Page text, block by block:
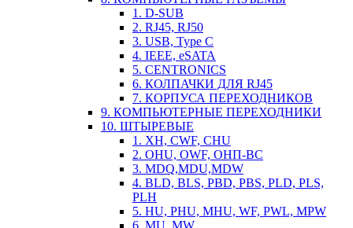
1. D-SUB
2. RJ45, RJ50
3. USB, Type C
4. IEEE, eSATA
5. CENTRONICS
6. КОЛПАЧКИ ДЛЯ RJ45
7. КОРПУСА ПЕРЕХОДНИКОВ
9. КОМПЬЮТЕРНЫЕ ПЕРЕХОДНИКИ
10. ШТЫРЕВЫЕ
1. XH, CWF, CHU
2. OHU, OWF, ОНП-ВС
3. MDQ,MDU,MDW
4. BLD, BLS, PBD, PBS, PLD, PLS,
PLH
5. HU, PHU, MHU, WF, PWL, MPW
6. MU, MW